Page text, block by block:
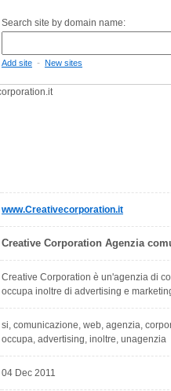
Search site by domain name:
Add site - New sites
www.Creativecorporation.it
Creative Corporation Agenzia
Creative Corporation è un'agenzia di
occupa inoltre di advertising e
si, comunicazione, web, agenzia,
occupa, advertising, inoltre, unagenzia
04 Dec 2011